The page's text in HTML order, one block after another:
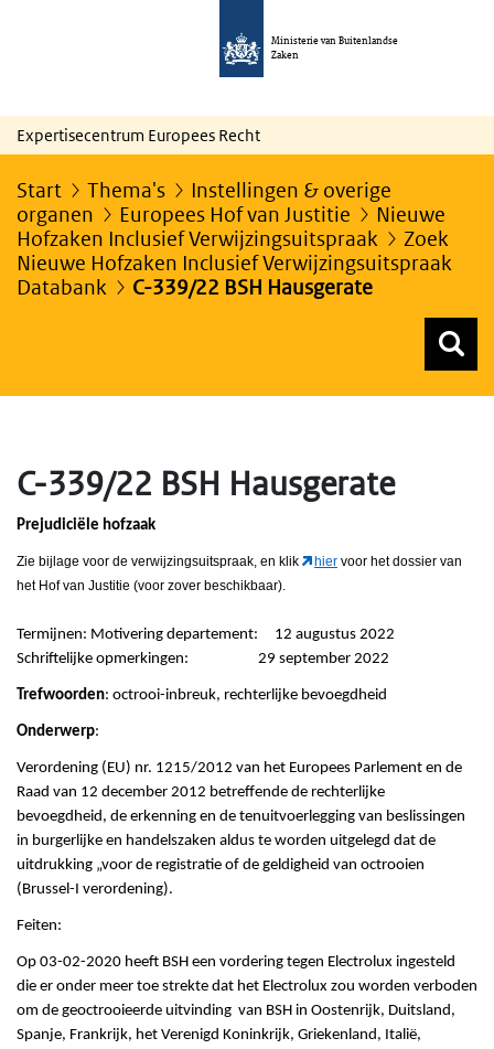
Ministerie van Buitenlandse
Zaken
Expertisecentrum Europees Recht
Start Thema's
Instellingen & overige
organen
Europees Hof van Justitie
Nieuwe
Hofzaken Inclusief Verwijzingsuitspraak
Zoek
Nieuwe Hofzaken Inclusief Verwijzingsuitspraak
Databank
C-339/22 BSH Hausgerate
C-339/22 BSH Hausgerate
Prejudiciële hofzaak
Zie bijlage voor de verwijzingsuitspraak, en klik hier voor het dossier van
het Hof van Justitie (voor zover beschikbaar).
Termijnen: Motivering departement: 12 augustus 2022
Schriftelijke opmerkingen: 29 september 2022
Trefwoorden: octrooi-inbreuk, rechterlijke bevoegdheid
Onderwerp:
Verordening (EU) nr. 1215/2012 van het Europees Parlement en de
Raad van 12 december 2012 betreffende de rechterlijke
bevoegdheid, de erkenning en de tenuitvoerlegging van beslissingen
in burgerlijke en handelszaken aldus te worden uitgelegd dat de
uitdrukking „voor de registratie of de geldigheid van octrooien
(Brussel-I verordening).
Feiten:
Op 03-02-2020 heeft BSH een vordering tegen Electrolux ingesteld
die er onder meer toe strekte dat het Electrolux zou worden verboden
om de geoctrooieerde uitvinding van BSH in Oostenrijk, Duitsland,
Spanje, Frankrijk, het Verenigd Koninkrijk, Griekenland, Italië,